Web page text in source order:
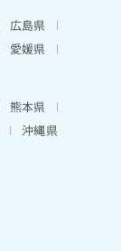
広島県
愛媛県
熊本県
沖縄県